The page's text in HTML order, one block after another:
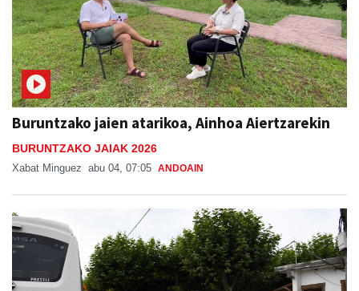
Buruntzako jaien atarikoa, Ainhoa Aiertzarekin
BURUNTZAKO JAIAK 2026
Xabat Minguez abu 04, 07:05 ANDOAIN